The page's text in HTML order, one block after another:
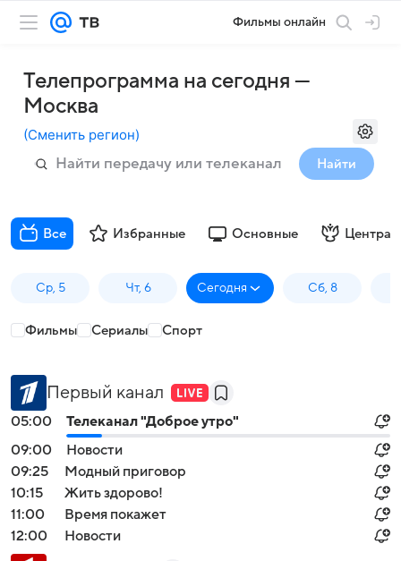
Фильмы онлайн
Телепрограмма на сегодня —
Москва
(Сменить регион)
Найти
Все Избранные Основные
Ср, 5 Чт, 6 Сегодня Сб, 8
Фильмы Сериалы Спорт
Первый канал
05:00
Телеканал "Доброе утро"
09:00
Новости
09:25
Модный приговор
10:15
Жить здорово!
11:00
Время покажет
12:00
Новости